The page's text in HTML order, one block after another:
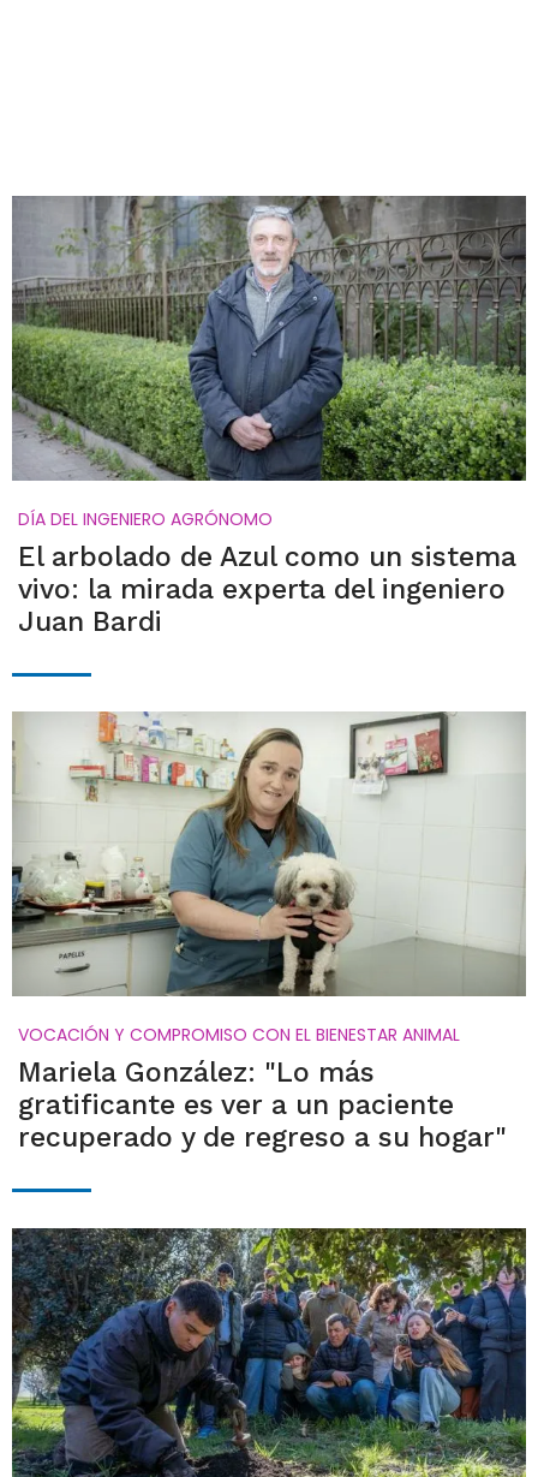
DÍA DEL INGENIERO AGRÓNOMO
El arbolado de Azul como un sistema
vivo: la mirada experta del ingeniero
Juan Bardi
VOCACIÓN Y COMPROMISO CON EL BIENESTAR ANIMAL
Mariela González: "Lo más
gratificante es ver a un paciente
recuperado y de regreso a su hogar"